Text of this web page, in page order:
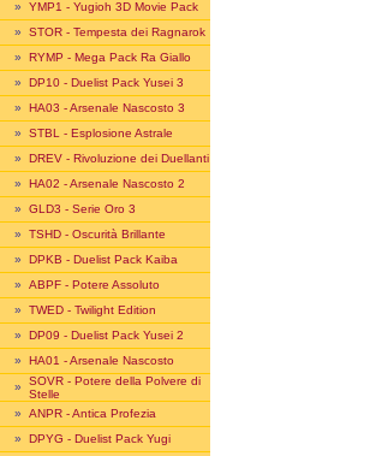
» YMP1 - Yugioh 3D Movie Pack
» STOR - Tempesta dei Ragnarok
» RYMP - Mega Pack Ra Giallo
» DP10 - Duelist Pack Yusei 3
» HA03 - Arsenale Nascosto 3
» STBL - Esplosione Astrale
» DREV - Rivoluzione dei Duellanti
» HA02 - Arsenale Nascosto 2
» GLD3 - Serie Oro 3
» TSHD - Oscurità Brillante
» DPKB - Duelist Pack Kaiba
» ABPF - Potere Assoluto
» TWED - Twilight Edition
» DP09 - Duelist Pack Yusei 2
» HA01 - Arsenale Nascosto
» SOVR - Potere della Polvere di
Stelle
» ANPR - Antica Profezia
» DPYG - Duelist Pack Yugi